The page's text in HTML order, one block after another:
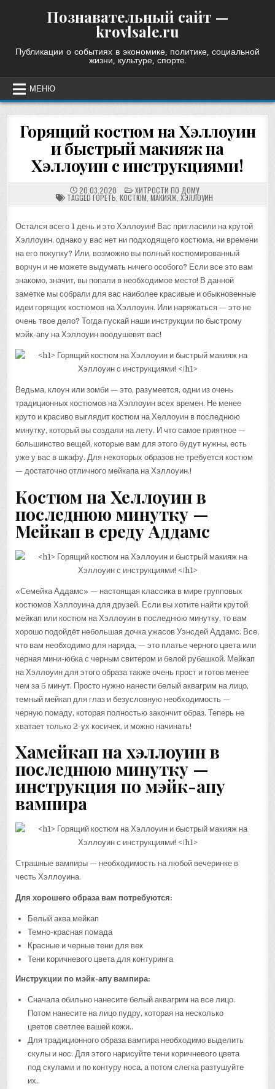
Познавательный сайт —
krovlsale.ru
Публикации о событиях в экономике, политике, социальной
жизни, культуре, спорте.
МЕНЮ
Горящий костюм на Хэллоуин
и быстрый макияж на
Хэллоуин с инструкциями!
20.03.2020 POSTED
IN
ХИТРОСТИ ПО ДОМУ
TAGGED ГОРЕТЬ КОСТЮМ МАКИЯЖ ХЭЛЛОУИН
Остался всего 1 день и это Хэллоуин! Вас пригласили на крутой
Хэллоуин, однако у вас нет ни подходящего костюма, ни времени
на его покупку? Или, возможно вы полный костюмированный
ворчун и не можете выдумать ничего особого? Если все это вам
знакомо, значит, вы попали в необходимое место! В данной
заметке мы собрали для вас наиболее красивые и обыкновенные
идеи горящих костюмов на Хэллоуин. Или наряжаться — это не
очень твое дело? Тогда пускай наши инструкции по быстрому
мэйк-апу на Хэллоуин воодушевят вас!
Ведьма, клоун или зомби — это, разумеется, одни из очень
традиционных костюмов на Хэллоуин всех времен. Не менее
круто и красиво выглядит костюм на Хеллоуин в последнюю
минутку, который вы создали на лету. И что самое приятное —
большинство вещей, которые вам для этого будут нужны, есть
уже у вас в шкафу. Для некоторых образов не требуется костюм
— достаточно отличного мейкапа на Хэллоуин.!
Костюм на Хеллоуин в
последнюю минутку —
Мейкап в среду Аддамс
«Семейка Аддамс» — настоящая классика в мире групповых
костюмов Хэллоуина для друзей. Если вы хотите найти крутой
мейкап или костюм на Хэллоуин в последнюю минутку, то вам
хорошо подойдёт небольшая дочка ужасов Уэнсдей Аддамс. Все,
что вам необходимо для наряда, — это платье черного цвета или
черная мини-юбка с черным свитером и белой рубашкой. Мейкап
на Хэллоуин для этого образа также очень прост и готов менее
чем за 5 минут. Просто нужно нанести белый аквагрим на лицо,
темный мейкап для глаз и безусловную необходимость —
черную помаду, которая полностью закончит образ. Теперь не
хватает только 2-ух косичек, и можно начинать!
Хамейкап на хэллоуин в
последнюю минутку —
инструкция по мэйк-апу
вампира
Страшные вампиры — необходимость на любой вечеринке в
честь Хэллоуина.
Для хорошего образа вам потребуются:
Белый аква мейкап
Темно-красная помада
Красные и черные тени для век
Тени коричневого цвета для контуринга
Инструкции по мэйк-апу вампира:
Сначала обильно нанесите белый аквагрим на все лицо.
Потом нанесите на лицо пудру, которая на несколько
цветов светлее вашей кожи..
Для традиционного образа вампира необходимо выделить
скулы и нос. Для этого нарисуйте тени коричневого цвета
под скулами и по контуру носа, а потом слегка разтушуйте
их..